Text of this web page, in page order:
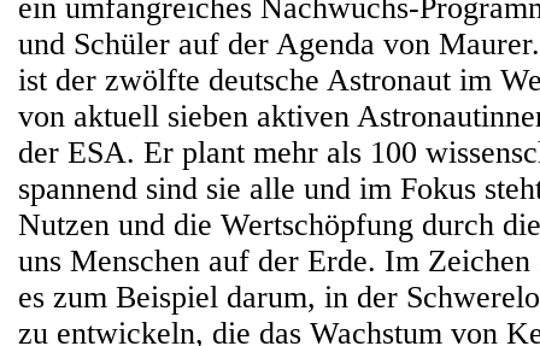
ein umfangreiches Nachwuchs-
und Schüler auf der Agenda von
ist der zwölfte deutsche Astronaut im
von aktuell sieben aktiven
der ESA. Er plant mehr als 100
spannend sind sie alle und im Fokus
Nutzen und die Wertschöpfung durch
uns Menschen auf der Erde. Im Zeichen
es zum Beispiel darum, in der
zu entwickeln, die das Wachstum von